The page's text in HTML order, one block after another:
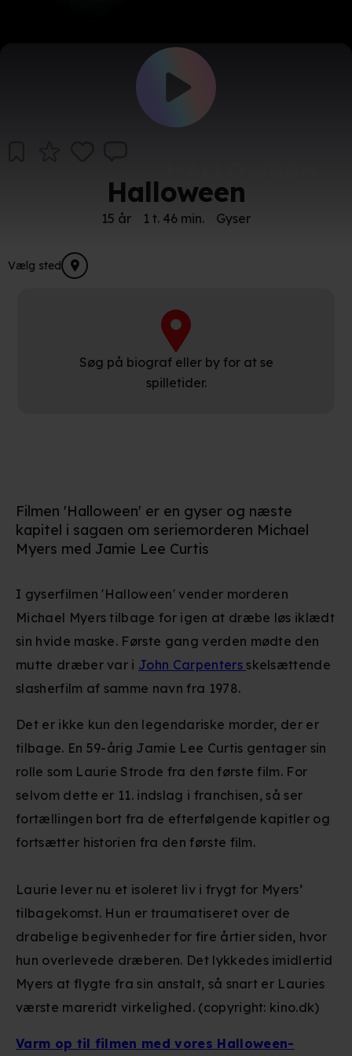
Halloween
15 år 1 t. 46 min. Gyser
Vælg sted
Søg på biograf eller by for at se
spilletider.
Filmen 'Halloween' er en gyser og næste
kapitel i sagaen om seriemorderen Michael
Myers med Jamie Lee Curtis
I gyserfilmen 'Halloween' vender morderen
Michael Myers tilbage for igen at dræbe løs iklædt
sin hvide maske. Første gang verden mødte den
mutte dræber var i John Carpentersskelsættende
slasherfilm af samme navn fra 1978.
Det er ikke kun den legendariske morder, der er
tilbage. En 59-årig Jamie Lee Curtis gentager sin
rolle som Laurie Strode fra den første film. For
selvom dette er 11. indslag i franchisen, så ser
fortællingen bort fra de efterfølgende kapitler og
fortsætter historien fra den første film.
Laurie lever nu et isoleret liv i frygt for Myers’
tilbagekomst. Hun er traumatiseret over de
drabelige begivenheder for fire årtier siden, hvor
hun overlevede dræberen. Det lykkedes imidlertid
Myers at flygte fra sin anstalt, så snart er Lauries
værste mareridt virkelighed. (copyright: kino.dk)
Varm op til filmen med vores Halloween-